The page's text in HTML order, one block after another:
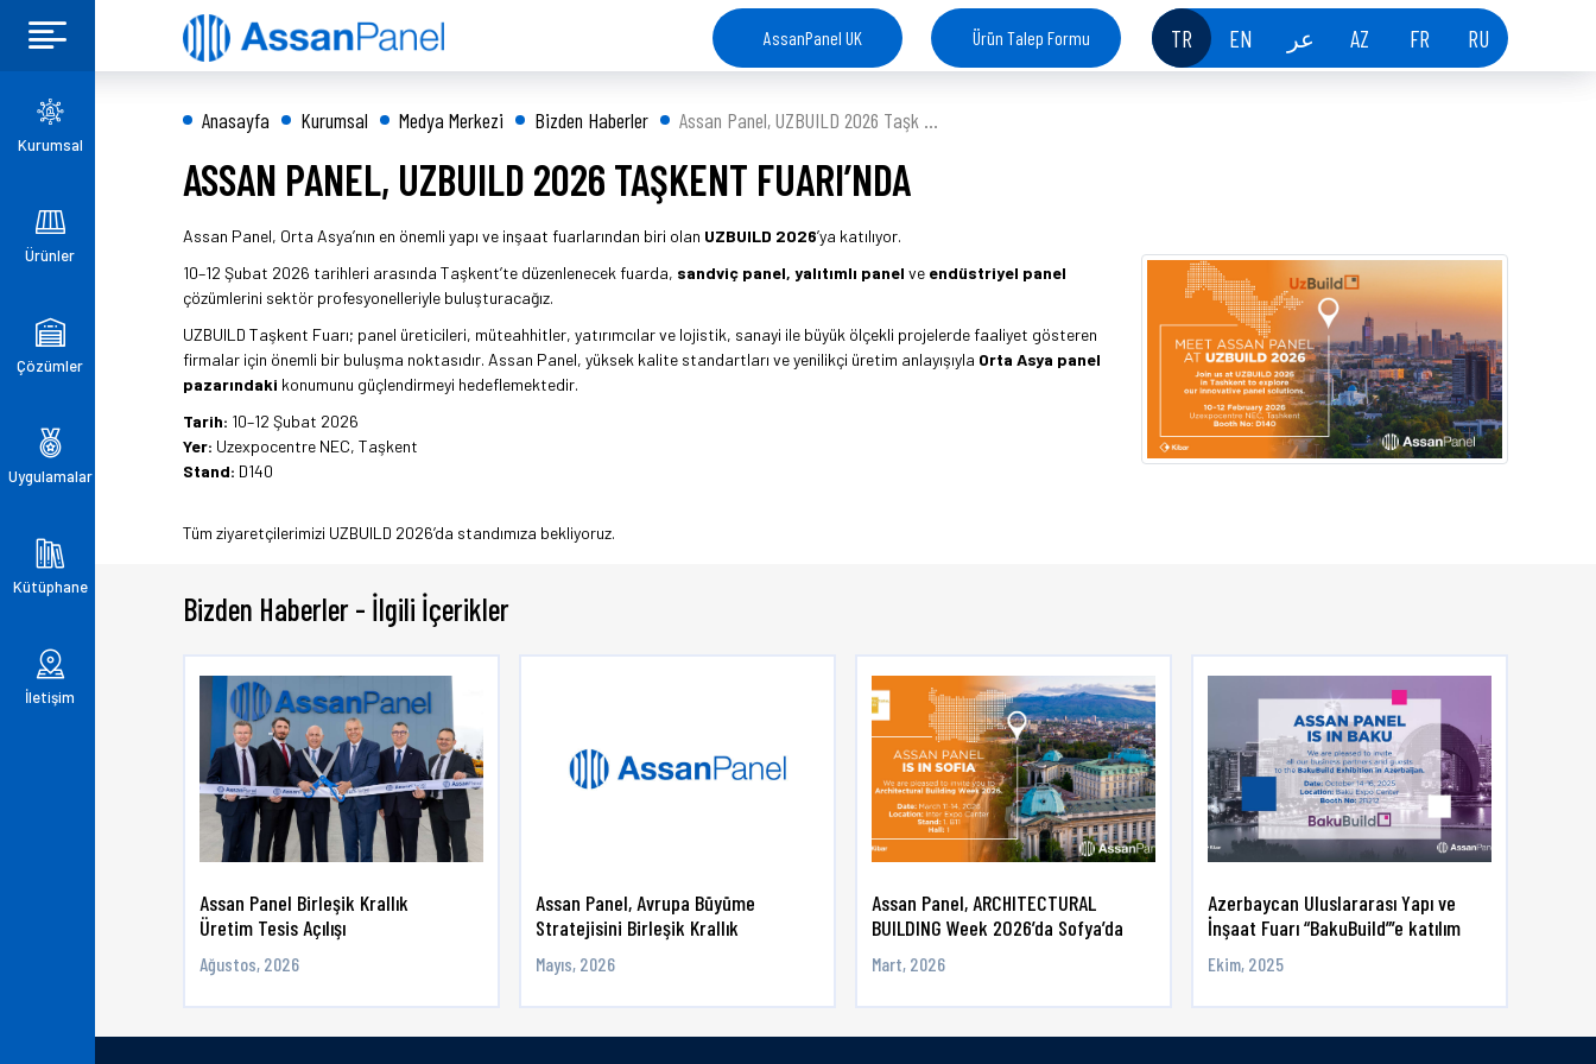
AssanPanel UK Ürün Talep Formu TR EN عر AZ FR RU
Kurumsal
Ürünler
Çözümler
Uygulamalar
Kütüphane
İletişim
Anasayfa Kurumsal Medya Merkezi Bizden Haberler Assan Panel, UZBUILD 2026 Taşk ...
ASSAN PANEL, UZBUILD 2026 TAŞKENT FUARI’NDA
Assan Panel, Orta Asya’nın en önemli yapı ve inşaat fuarlarından biri olan UZBUILD 2026’ya katılıyor.
10–12 Şubat 2026 tarihleri arasında Taşkent’te düzenlenecek fuarda, sandviç panel, yalıtımlı panel ve endüstriyel panel
çözümlerini sektör profesyonelleriyle buluşturacağız.
UZBUILD Taşkent Fuarı; panel üreticileri, müteahhitler, yatırımcılar ve lojistik, sanayi ile büyük ölçekli projelerde faaliyet gösteren
firmalar için önemli bir buluşma noktasıdır. Assan Panel, yüksek kalite standartları ve yenilikçi üretim anlayışıyla Orta Asya panel
pazarındaki konumunu güçlendirmeyi hedeflemektedir.
Tarih: 10–12 Şubat 2026
Yer: Uzexpocentre NEC, Taşkent
Stand: D140
Tüm ziyaretçilerimizi UZBUILD 2026’da standımıza bekliyoruz.
Bizden Haberler - İlgili İçerikler
Assan Panel Birleşik Krallık
Üretim Tesis Açılışı
Ağustos, 2026
Assan Panel, Avrupa Büyüme
Stratejisini Birleşik Krallık
Yatırımıy ...
Mayıs, 2026
Assan Panel, ARCHITECTURAL
BUILDING Week 2026’da Sofya’da
Sektörle ...
Mart, 2026
Azerbaycan Uluslararası Yapı ve
İnşaat Fuarı “BakuBuild”’e katılım
...
Ekim, 2025